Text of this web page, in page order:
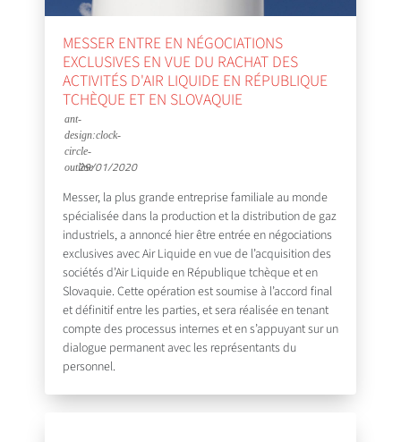
MESSER ENTRE EN NÉGOCIATIONS
EXCLUSIVES EN VUE DU RACHAT DES
ACTIVITÉS D'AIR LIQUIDE EN RÉPUBLIQUE
TCHÈQUE ET EN SLOVAQUIE
29/01/2020
Messer, la plus grande entreprise familiale au monde
spécialisée dans la production et la distribution de gaz
industriels, a annoncé hier être entrée en négociations
exclusives avec Air Liquide en vue de l’acquisition des
sociétés d’Air Liquide en République tchèque et en
Slovaquie. Cette opération est soumise à l’accord final
et définitif entre les parties, et sera réalisée en tenant
compte des processus internes et en s’appuyant sur un
dialogue permanent avec les représentants du
personnel.